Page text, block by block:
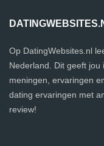
Op DatingWebsites.nl
Nederland. Dit geeft
meningen, ervaringen
dating ervaringen met
review!